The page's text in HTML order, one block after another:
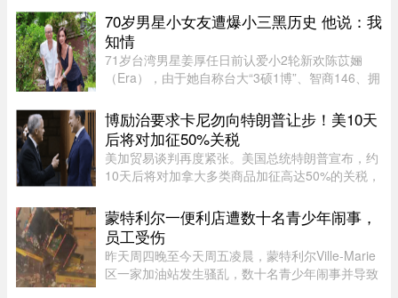
70岁男星小女友遭爆小三黑历史 他说：我
知情
71岁台湾男星姜厚任日前认爱小2轮新欢陈苡㛤
（Era），由于她自称台大“3硕1博”、智商146、拥
灵异能，3岁就认出姜厚任，时隔39年“重逢”，彼
此有七世情缘，离奇的相恋 ...
博励治要求卡尼勿向特朗普让步！美10天
后将对加征50%关税
美加贸易谈判再度紧张。美国总统特朗普宣布，约
10天后将对加拿大多类商品加征高达50%的关税，
（Pierre Poilievre）近日专门致信总理卡尼（Mark
Carney），直指渥太华在过去 ...
蒙特利尔一便利店遭数十名青少年闹事，
员工受伤
昨天周四晚至今天周五凌晨，蒙特利尔Ville-Marie
区一家加油站发生骚乱，数十名青少年闹事并导致